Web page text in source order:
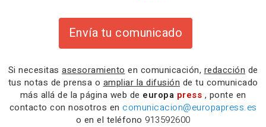
Envía tu comunicado
Si necesitas asesoramiento en comunicación, redacción de
tus notas de prensa o ampliar la difusión de tu comunicado
más allá de la página web de europa press , ponte en
contacto con nosotros en comunicacion@europapress.es
o en el teléfono 913592600